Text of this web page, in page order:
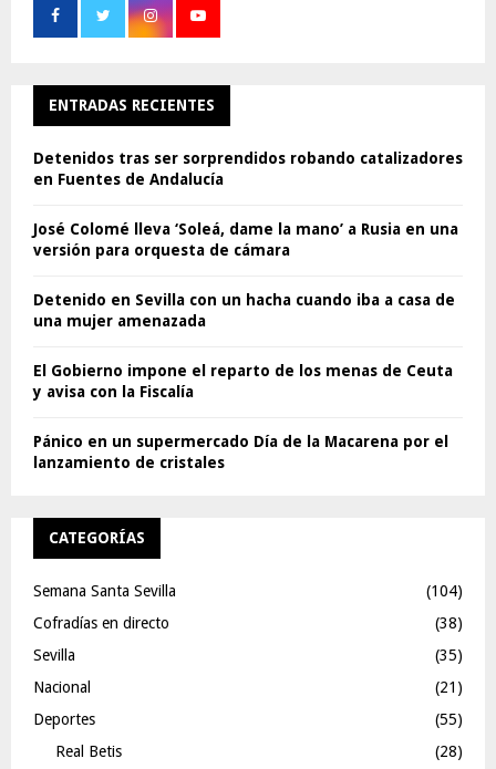
ENTRADAS RECIENTES
Detenidos tras ser sorprendidos robando catalizadores
en Fuentes de Andalucía
José Colomé lleva ‘Soleá, dame la mano’ a Rusia en una
versión para orquesta de cámara
Detenido en Sevilla con un hacha cuando iba a casa de
una mujer amenazada
El Gobierno impone el reparto de los menas de Ceuta
y avisa con la Fiscalía
Pánico en un supermercado Día de la Macarena por el
lanzamiento de cristales
CATEGORÍAS
Semana Santa Sevilla
(104)
Cofradías en directo
(38)
Sevilla
(35)
Nacional
(21)
Deportes
(55)
Real Betis
(28)